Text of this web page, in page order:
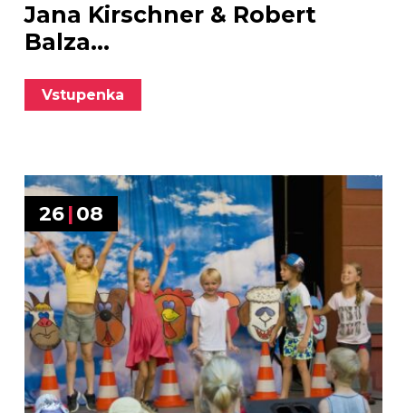
Jana Kirschner & Robert
Balza...
Vstupenka
26 |08